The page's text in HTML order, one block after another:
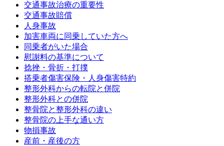
交通事故治療の重要性
交通事故賠償
人身事故
加害車両に同乗していた方へ
同乗者がいた場合
慰謝料の基準について
捻挫・骨折・打撲
搭乗者傷害保険・人身傷害特約
整形外科からの転院と併院
整形外科との併院
整骨院と整形外科の違い
整骨院の上手な通い方
物損事故
産前・産後の方